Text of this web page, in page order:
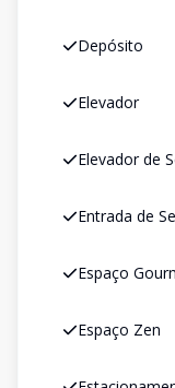
Depósito
Elevador
Elevador de
Entrada de
Espaço
Espaço Zen